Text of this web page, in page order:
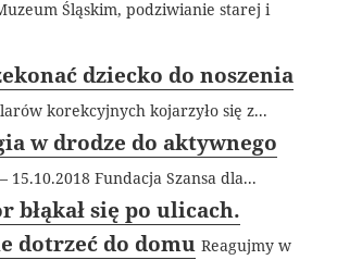
Śląskim, podziwianie starej i
dziecko do noszenia
korekcyjnych kojarzyło się z...
w drodze do aktywnego
Fundacja Szansa dla...
się po ulicach.
dotrzeć do domu Reagujmy w